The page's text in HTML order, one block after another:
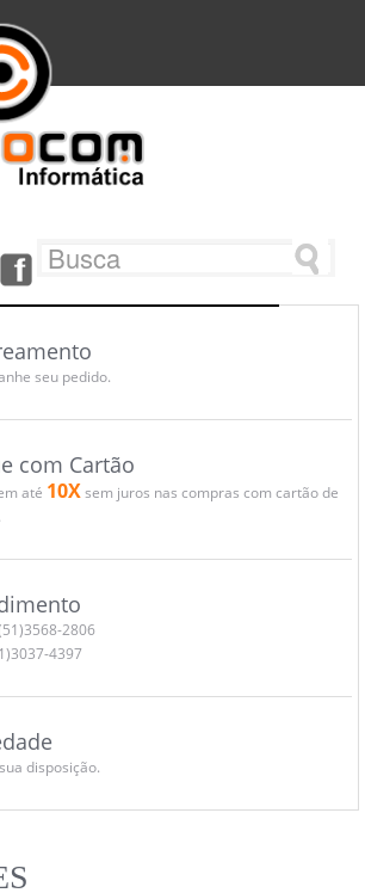
seu pedido.
com Cartão
até 10Xsem juros nas compras com cartão de
2806
4397
disposição.